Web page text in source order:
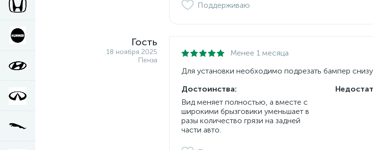
Поддерживаю
Гость
18 ноября 2025
Пенза
Менее 1 месяца
Для установки необходимо подрезать бампер
Достоинства:
Вид меняет полностью, а вместе с
широкими брызговики уменьшает в
разы количество грязи на задней
части авто.